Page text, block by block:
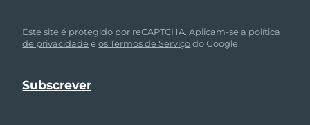
Este site é protegido por reCAPTCHA. Aplicam-se a política
de privacidade eos Termos de Serviçodo Google.